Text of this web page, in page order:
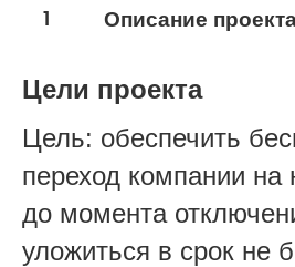
обслуживание
1 Описание
Цели проекта
Цель: обеспечить
переход компании на
до момента
уложиться в срок не